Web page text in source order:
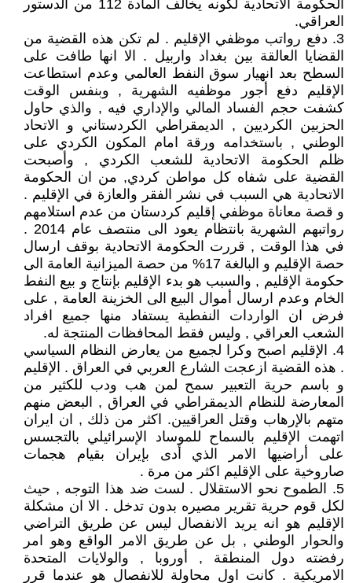
الحكومة الاتحادية لكونه يخالف المادة 112 من الدستور
العراقي.
3. دفع رواتب موظفي الإقليم . لم تكن هذه القضية من
القضايا العالقة بين بغداد واربيل . الا انها طافت على
السطح بعد انهيار سوق النفط العالمي وعدم استطاعت
الإقليم دفع أجور موظفيه الشهرية , وبنفس الوقت
كشفت حجم الفساد المالي والإداري فيه , والذي حاول
الحزبين الكرديين , الديمقراطي الكردستاني و الاتحاد
الوطني , باستخدامه ورقة امام المكون الكردي على
ظلم الحكومة الاتحادية للشعب الكردي , وأصبحت
القضية على شفاه كل مواطن كردي, من ان الحكومة
الاتحادية هي السبب في نشر الفقر والعازة في الإقليم .
و قصة معاناة موظفي إقليم كردستان من عدم استلامهم
رواتبهم الشهرية بانتظام يعود الى منتصف عام 2014 .
في هذا الوقت , قررت الحكومة الاتحادية بوقف ارسال
حصة الإقليم و البالغة 17% من حصة الميزانية العامة الى
حكومة الإقليم , والسبب هو بدء الإقليم بإنتاج و بيع النفط
الخام وعدم ارسال أموال البيع الى الخزينة العامة , على
فرض ان الواردات النفطية يستفاد منها جميع افراد
الشعب العراقي , وليس فقط المحافظات المنتجة له.
4. الإقليم اصبح وكرا لجميع من يعارض النظام السياسي
. هذه القضية ازعجت الشارع العربي في العراق . الإقليم
و باسم حرية التعبير سمح لمن هب ودب للكثير من
المعارضة للنظام الديمقراطي في العراق , البعض منهم
متهم بالإرهاب وقتل العراقيين. اكثر من ذلك , ان ايران
اتهمت الإقليم بالسماح للموساد الإسرائيلي بالتجسس
على أراضيها الامر الذي أدى بإيران بقيام هجمات
صاروخية على الإقليم اكثر من مرة .
5. الطموح نحو الاستقلال . لست ضد هذا التوجه , حيث
لكل قوم حرية تقرير مصيره بدون تدخل . الا ان مشكلة
الإقليم هو انه يريد الانفصال ليس عن طريق التراضي
والحوار الوطني , بل عن طريق الامر الواقع وهو امر
رفضته دول المنطقة , أوروبا , والولايات المتحدة
الامريكية . كانت اول محاولة للانفصال هو عندما قرر